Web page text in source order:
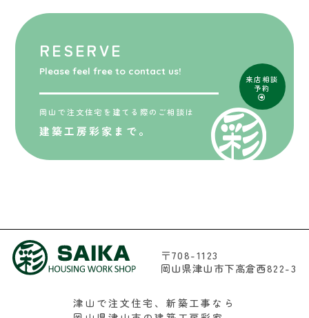
RESERVE
Please feel free to contact us!
岡山で注文住宅を建てる際のご相談は
建築工房彩家まで。
来店相談
予約
〒708-1123
岡山県津山市下高倉西822-3
津山で注文住宅、新築工事なら